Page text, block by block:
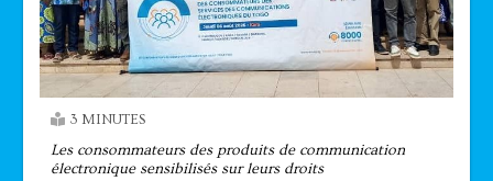
3 MINUTES
Les consommateurs des produits de communication
électronique sensibilisés sur leurs droits